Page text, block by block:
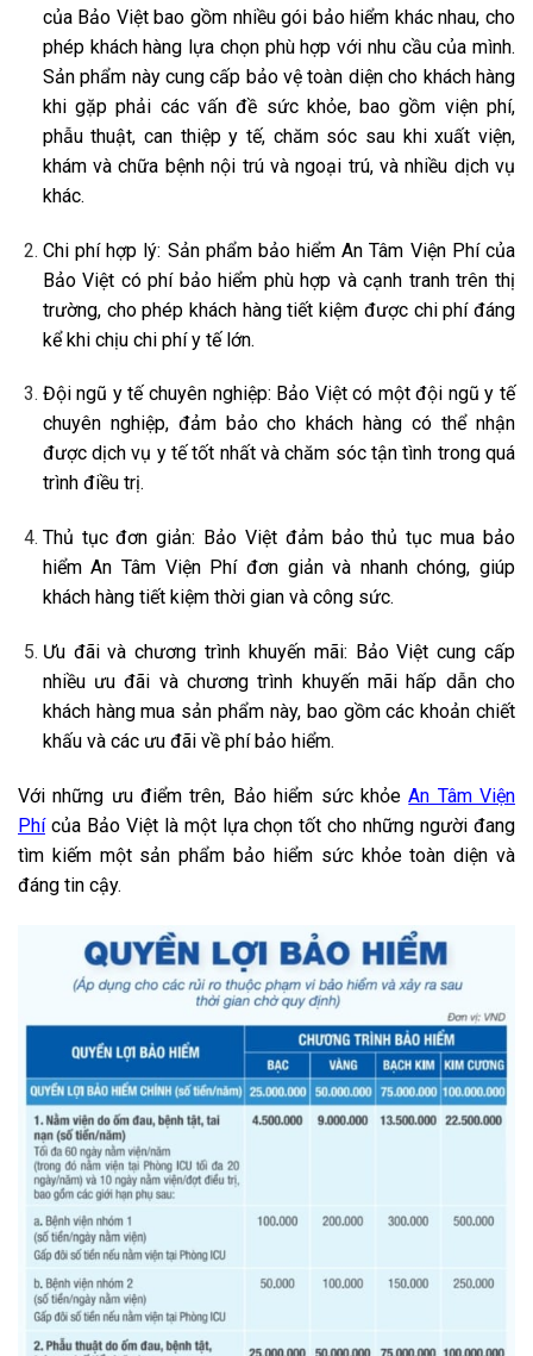
của Bảo Việt bao gồm nhiều gói bảo hiểm khác nhau, cho
phép khách hàng lựa chọn phù hợp với nhu cầu của mình.
Sản phẩm này cung cấp bảo vệ toàn diện cho khách hàng
khi gặp phải các vấn đề sức khỏe, bao gồm viện phí,
phẫu thuật, can thiệp y tế, chăm sóc sau khi xuất viện,
khám và chữa bệnh nội trú và ngoại trú, và nhiều dịch vụ
khác.
Chi phí hợp lý: Sản phẩm bảo hiểm An Tâm Viện Phí của
Bảo Việt có phí bảo hiểm phù hợp và cạnh tranh trên thị
trường, cho phép khách hàng tiết kiệm được chi phí đáng
kể khi chịu chi phí y tế lớn.
Đội ngũ y tế chuyên nghiệp: Bảo Việt có một đội ngũ y tế
chuyên nghiệp, đảm bảo cho khách hàng có thể nhận
được dịch vụ y tế tốt nhất và chăm sóc tận tình trong quá
trình điều trị.
Thủ tục đơn giản: Bảo Việt đảm bảo thủ tục mua bảo
hiểm An Tâm Viện Phí đơn giản và nhanh chóng, giúp
khách hàng tiết kiệm thời gian và công sức.
Ưu đãi và chương trình khuyến mãi: Bảo Việt cung cấp
nhiều ưu đãi và chương trình khuyến mãi hấp dẫn cho
khách hàng mua sản phẩm này, bao gồm các khoản chiết
khấu và các ưu đãi về phí bảo hiểm.
Với những ưu điểm trên, Bảo hiểm sức khỏeAn Tâm Viện
Phícủa Bảo Việt là một lựa chọn tốt cho những người đang
tìm kiếm một sản phẩm bảo hiểm sức khỏe toàn diện và
đáng tin cậy.